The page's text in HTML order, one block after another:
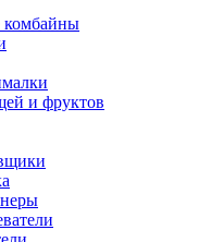
и фруктов